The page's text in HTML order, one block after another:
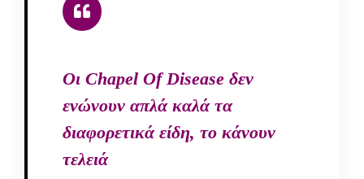
Oι Chapel Of Disease δεν
ενώνουν απλά καλά τα
διαφορετικά είδη, το κάνουν
τελειά